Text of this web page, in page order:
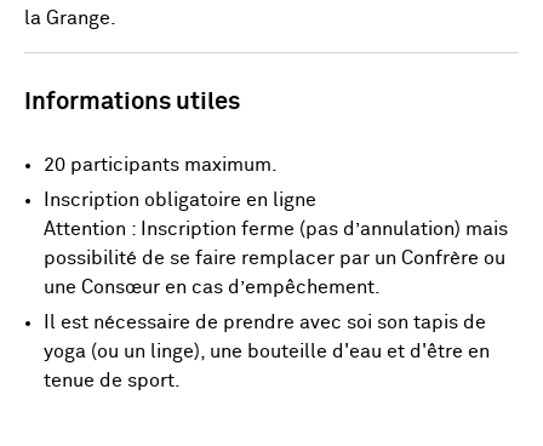
la Grange.
Informations utiles
20 participants maximum.
Inscription obligatoire en ligne
Attention : Inscription ferme (pas d’annulation) mais
possibilité de se faire remplacer par un Confrère ou
une Consœur en cas d’empêchement.
Il est nécessaire de prendre avec soi son tapis de
yoga (ou un linge), une bouteille d'eau et d'être en
tenue de sport.